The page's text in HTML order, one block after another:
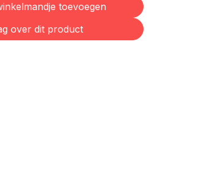
toevoegen
over dit product